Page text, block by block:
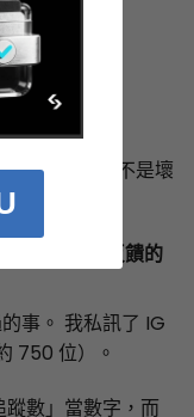
「看不
調慢。無聊不是壞
基打好。
意給我真實反饋的
事。 我私訊了 IG
750 位）。
數」當數字，而